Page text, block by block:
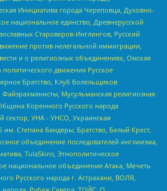
Инициатива города Череповца, Духовно-
национальное единство, Древнерусской
Староверов-Инглингов, Русский
против нелегальной иммиграции,
и о религиозных объединениях, Омская
движения Русское
Братство, Клуб Болельщиков
Мусульманская религиозная
Коренного Русского народа
сектор, УНА - УНСО, Украинская
им. Степана Бандеры, Братство, Белый Крест,
объединение последователей инглиизма,
TulaSkins, Этнополитическое
национальное объединение Атака, Мечеть
Русского народа г. Астрахани, ВОЛЯ,